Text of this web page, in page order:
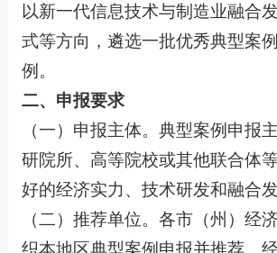
以新一代信息技术与制造业融合
式等方向，遴选一批优秀典型案
例。
二、申报要求
（一）申报主体。典型案例申报
研院所、高等院校或其他联合体
好的经济实力、技术研发和融合
（二）推荐单位。各市（州）经
织本地区典型案例申报并推荐。